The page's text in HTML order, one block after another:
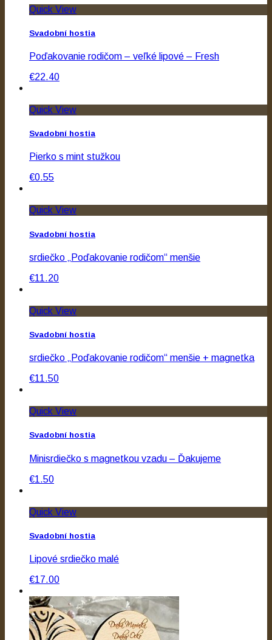
Quick View
Svadobní hostia
Poďakovanie rodičom – veľké lipové – Fresh
€22.40
Quick View
Svadobní hostia
Pierko s mint stužkou
€0.55
Quick View
Svadobní hostia
srdiečko „Poďakovanie rodičom“ menšie
€11.20
Quick View
Svadobní hostia
srdiečko „Poďakovanie rodičom“ menšie + magnetka
€11.50
Quick View
Svadobní hostia
Minisrdiečko s magnetkou vzadu – Ďakujeme
€1.50
Quick View
Svadobní hostia
Lipové srdiečko malé
€17.00